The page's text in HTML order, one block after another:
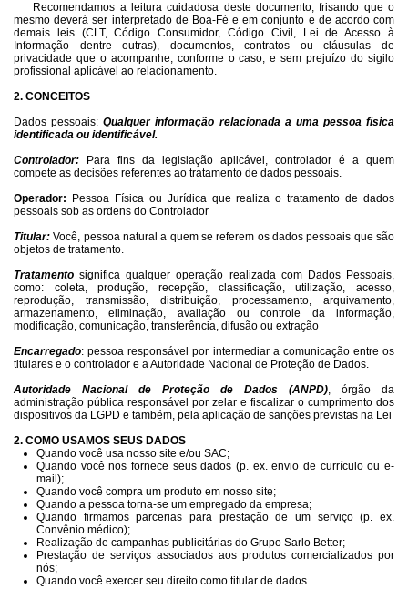
Recomendamos a leitura cuidadosa deste documento, frisando que o
mesmo deverá ser interpretado de Boa-Fé e em conjunto e de acordo com
demais leis (CLT, Código Consumidor, Código Civil, Lei de Acesso à
Informação dentre outras), documentos, contratos ou cláusulas de
privacidade que o acompanhe, conforme o caso, e sem prejuízo do sigilo
profissional aplicável ao relacionamento.
2. CONCEITOS
Dados pessoais: Qualquer informação relacionada a uma pessoa física
identificada ou identificável.
Controlador: Para fins da legislação aplicável, controlador é a quem
compete as decisões referentes ao tratamento de dados pessoais.
Operador: Pessoa Física ou Jurídica que realiza o tratamento de dados
pessoais sob as ordens do Controlador
Titular: Você, pessoa natural a quem se referem os dados pessoais que são
objetos de tratamento.
Tratamento significa qualquer operação realizada com Dados Pessoais,
como: coleta, produção, recepção, classificação, utilização, acesso,
reprodução, transmissão, distribuição, processamento, arquivamento,
armazenamento, eliminação, avaliação ou controle da informação,
modificação, comunicação, transferência, difusão ou extração
Encarregado: pessoa responsável por intermediar a comunicação entre os
titulares e o controlador e a Autoridade Nacional de Proteção de Dados.
Autoridade Nacional de Proteção de Dados (ANPD), órgão da
administração pública responsável por zelar e fiscalizar o cumprimento dos
dispositivos da LGPD e também, pela aplicação de sanções previstas na Lei
2. COMO USAMOS SEUS DADOS
Quando você usa nosso site e/ou SAC;
Quando você nos fornece seus dados (p. ex. envio de currículo ou e-
mail);
Quando você compra um produto em nosso site;
Quando a pessoa torna-se um empregado da empresa;
Quando firmamos parcerias para prestação de um serviço (p. ex.
Convênio médico);
Realização de campanhas publicitárias do Grupo Sarlo Better;
Prestação de serviços associados aos produtos comercializados por
nós;
Quando você exercer seu direito como titular de dados.